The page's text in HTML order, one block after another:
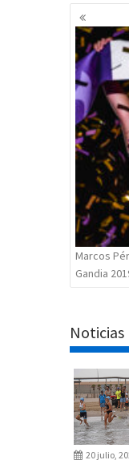
de
Marcos
Gandia
Noticias
20 julio,